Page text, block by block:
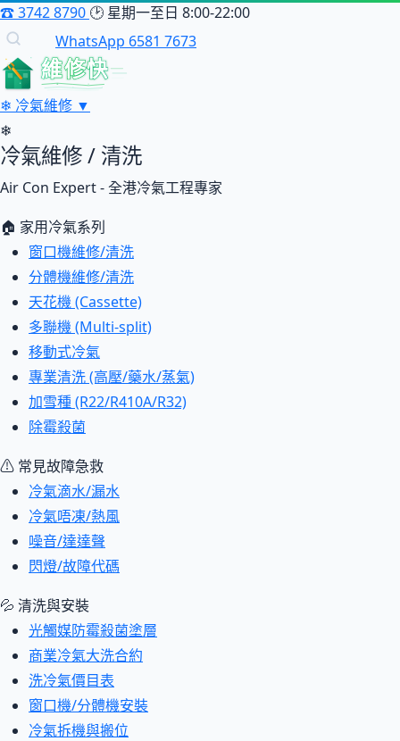
☎3742 8790 🕑 星期一至日 8:00-22:00
WhatsApp 6581 7673
維修快
❄ 冷氣維修 ▼
❄
冷氣維修 / 清洗
Air Con Expert - 全港冷氣工程專家
🏠 家用冷氣系列
窗口機維修/清洗
分體機維修/清洗
天花機 (Cassette)
多聯機 (Multi-split)
移動式冷氣
專業清洗 (高壓/藥水/蒸氣)
加雪種 (R22/R410A/R32)
除霉殺菌
⚠ 常見故障急救
冷氣滴水/漏水
冷氣唔凍/熱風
噪音/達達聲
閃燈/故障代碼
💦 清洗與安裝
光觸媒防霉殺菌塗層
商業冷氣大洗合約
洗冷氣價目表
窗口機/分體機安裝
冷氣拆機與搬位